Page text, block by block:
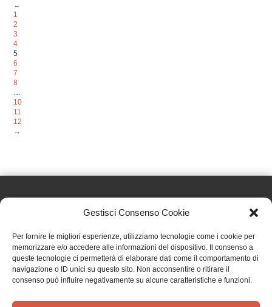
Gestisci Consenso Cookie
Per fornire le migliori esperienze, utilizziamo tecnologie come i cookie per
memorizzare e/o accedere alle informazioni del dispositivo. Il consenso a
queste tecnologie ci permetterà di elaborare dati come il comportamento di
navigazione o ID unici su questo sito. Non acconsentire o ritirare il
consenso può influire negativamente su alcune caratteristiche e funzioni.
←
1
2
3
4
5
6
7
8
…
10
11
12
→
Effatà Editrice di Pellegrino Paolo SAS
C.F. e P.IVA 09655250018
Via Tre Denti, 1 - 10060 Cantalupa (TO)
Telefono: (+39) 0121 353452 - Fax: (+39) 0121 353839